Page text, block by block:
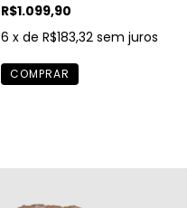
R$1.099,90
6 x de R$183,32 sem juros